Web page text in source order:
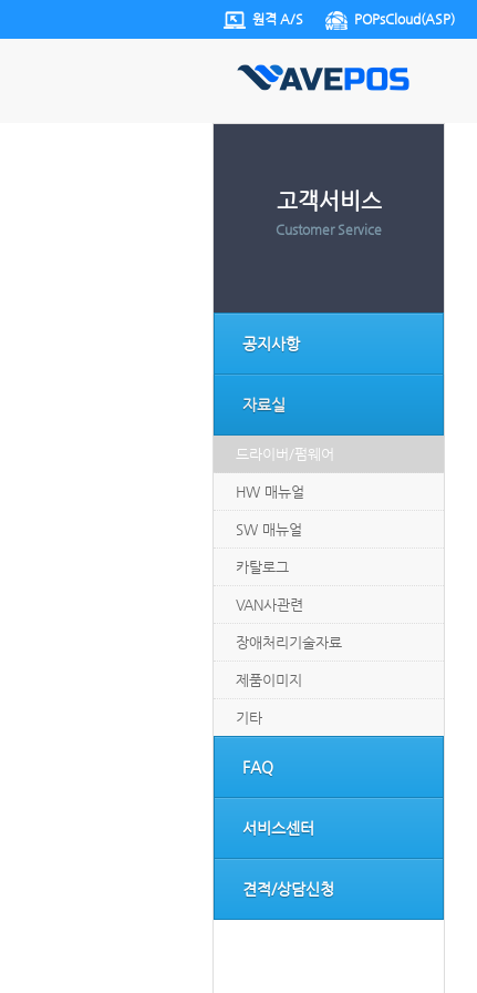
원격 A/S POPsCloud(ASP)
고객서비스
Customer Service
공지사항
자료실
드라이버/펌웨어
HW 매뉴얼
SW 매뉴얼
카탈로그
VAN사관련
장애처리기술자료
제품이미지
기타
FAQ
서비스센터
견적/상담신청